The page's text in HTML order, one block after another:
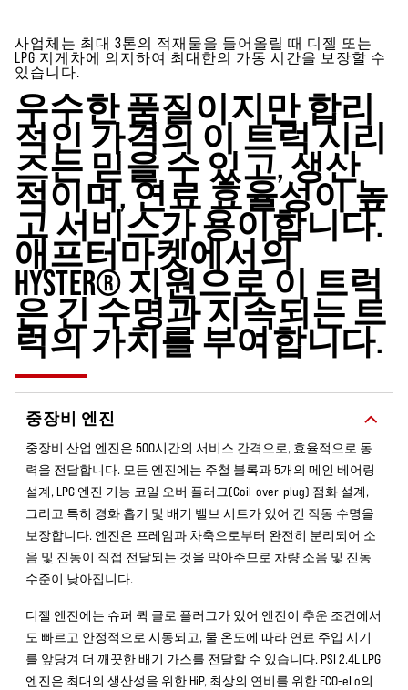
사업체는 최대 3톤의 적재물을 들어올릴 때 디젤 또는
LPG 지게차에 의지하여 최대한의 가동 시간을 보장할 수
있습니다.
우수한 품질이지만 합리
적인 가격의 이 트럭 시리
즈는 믿을 수 있고, 생산
적이며, 연료 효율성이 높
고 서비스가 용이합니다.
애프터마켓에서의
HYSTER® 지원으로 이 트럭
은 긴 수명과 지속되는 트
럭의 가치를 부여합니다.
중장비 엔진
중장비 산업 엔진은 500시간의 서비스 간격으로, 효율적으로 동
력을 전달합니다. 모든 엔진에는 주철 블록과 5개의 메인 베어링
설계, LPG 엔진 기능 코일 오버 플러그(Coil-over-plug) 점화 설계,
그리고 특히 경화 흡기 및 배기 밸브 시트가 있어 긴 작동 수명을
보장합니다. 엔진은 프레임과 차축으로부터 완전히 분리되어 소
음 및 진동이 직접 전달되는 것을 막아주므로 차량 소음 및 진동
수준이 낮아집니다.
디젤 엔진에는 슈퍼 퀵 글로 플러그가 있어 엔진이 추운 조건에서
도 빠르고 안정적으로 시동되고, 물 온도에 따라 연료 주입 시기
를 앞당겨 더 깨끗한 배기 가스를 전달할 수 있습니다. PSI 2.4L LPG
엔진은 최대의 생산성을 위한 HiP, 최상의 연비를 위한 ECO-eLo의